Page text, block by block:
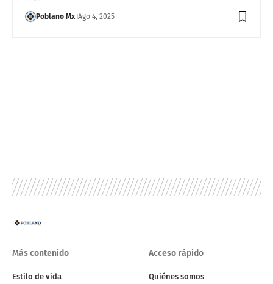
Poblano Mx Ago 4, 2025
Más contenido
Estilo de vida
Acceso rápido
Quiénes somos